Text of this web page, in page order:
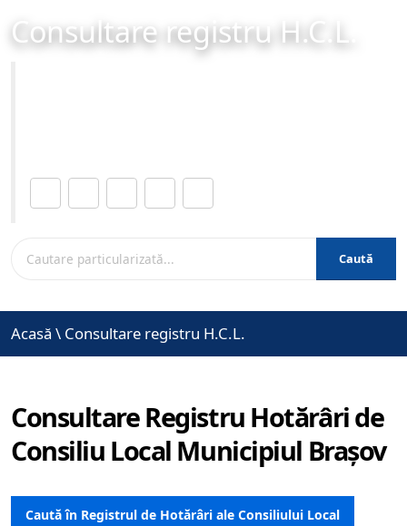
Consultare registru H.C.L.
Caută
Acasă \ Consultare registru H.C.L.
Consultare Registru Hotărâri de
Consiliu Local Municipiul Brașov
Caută în Registrul de Hotărâri ale Consiliului Local